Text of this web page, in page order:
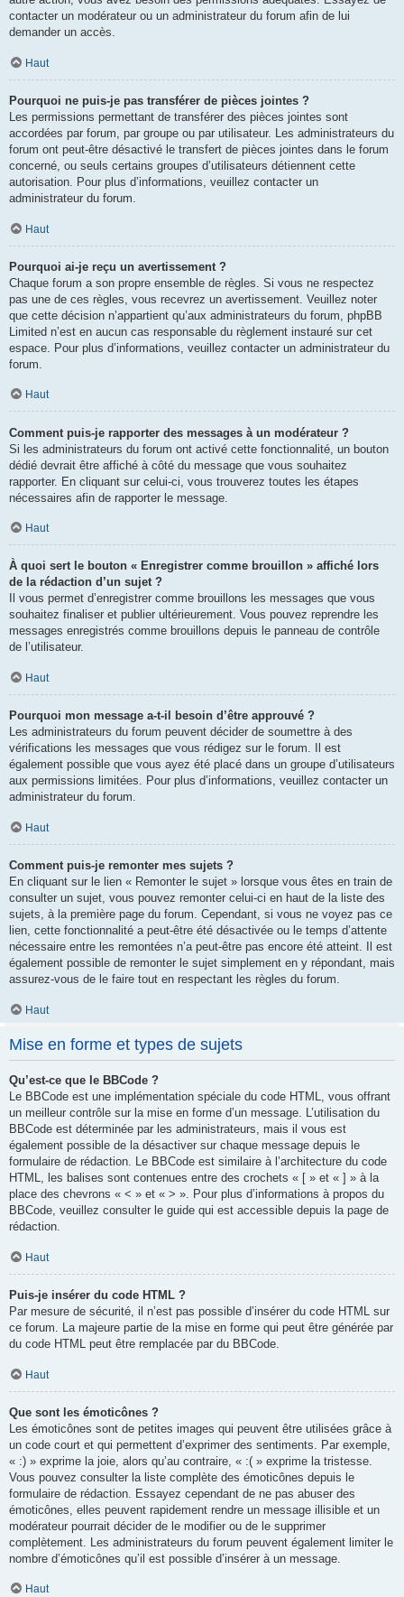
contacter un modérateur ou un administrateur du forum afin de lui
demander un accès.
Haut
Pourquoi ne puis-je pas transférer de pièces jointes ?
Les permissions permettant de transférer des pièces jointes sont
accordées par forum, par groupe ou par utilisateur. Les administrateurs du
forum ont peut-être désactivé le transfert de pièces jointes dans le forum
concerné, ou seuls certains groupes d’utilisateurs détiennent cette
autorisation. Pour plus d’informations, veuillez contacter un
administrateur du forum.
Haut
Pourquoi ai-je reçu un avertissement ?
Chaque forum a son propre ensemble de règles. Si vous ne respectez
pas une de ces règles, vous recevrez un avertissement. Veuillez noter
que cette décision n’appartient qu’aux administrateurs du forum, phpBB
Limited n’est en aucun cas responsable du règlement instauré sur cet
espace. Pour plus d’informations, veuillez contacter un administrateur du
forum.
Haut
Comment puis-je rapporter des messages à un modérateur ?
Si les administrateurs du forum ont activé cette fonctionnalité, un bouton
dédié devrait être affiché à côté du message que vous souhaitez
rapporter. En cliquant sur celui-ci, vous trouverez toutes les étapes
nécessaires afin de rapporter le message.
Haut
À quoi sert le bouton « Enregistrer comme brouillon » affiché lors
de la rédaction d’un sujet ?
Il vous permet d’enregistrer comme brouillons les messages que vous
souhaitez finaliser et publier ultérieurement. Vous pouvez reprendre les
messages enregistrés comme brouillons depuis le panneau de contrôle
de l’utilisateur.
Haut
Pourquoi mon message a-t-il besoin d’être approuvé ?
Les administrateurs du forum peuvent décider de soumettre à des
vérifications les messages que vous rédigez sur le forum. Il est
également possible que vous ayez été placé dans un groupe d’utilisateurs
aux permissions limitées. Pour plus d’informations, veuillez contacter un
administrateur du forum.
Haut
Comment puis-je remonter mes sujets ?
En cliquant sur le lien « Remonter le sujet » lorsque vous êtes en train de
consulter un sujet, vous pouvez remonter celui-ci en haut de la liste des
sujets, à la première page du forum. Cependant, si vous ne voyez pas ce
lien, cette fonctionnalité a peut-être été désactivée ou le temps d’attente
nécessaire entre les remontées n’a peut-être pas encore été atteint. Il est
également possible de remonter le sujet simplement en y répondant, mais
assurez-vous de le faire tout en respectant les règles du forum.
Haut
Mise en forme et types de sujets
Qu’est-ce que le BBCode ?
Le BBCode est une implémentation spéciale du code HTML, vous offrant
un meilleur contrôle sur la mise en forme d’un message. L’utilisation du
BBCode est déterminée par les administrateurs, mais il vous est
également possible de la désactiver sur chaque message depuis le
formulaire de rédaction. Le BBCode est similaire à l’architecture du code
HTML, les balises sont contenues entre des crochets « [ » et « ] » à la
place des chevrons « < » et « > ». Pour plus d’informations à propos du
BBCode, veuillez consulter le guide qui est accessible depuis la page de
rédaction.
Haut
Puis-je insérer du code HTML ?
Par mesure de sécurité, il n’est pas possible d’insérer du code HTML sur
ce forum. La majeure partie de la mise en forme qui peut être générée par
du code HTML peut être remplacée par du BBCode.
Haut
Que sont les émoticônes ?
Les émoticônes sont de petites images qui peuvent être utilisées grâce à
un code court et qui permettent d’exprimer des sentiments. Par exemple,
« :) » exprime la joie, alors qu’au contraire, « :( » exprime la tristesse.
Vous pouvez consulter la liste complète des émoticônes depuis le
formulaire de rédaction. Essayez cependant de ne pas abuser des
émoticônes, elles peuvent rapidement rendre un message illisible et un
modérateur pourrait décider de le modifier ou de le supprimer
complètement. Les administrateurs du forum peuvent également limiter le
nombre d’émoticônes qu’il est possible d’insérer à un message.
Haut